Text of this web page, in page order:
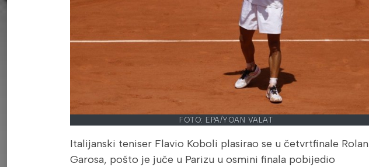
FOTO: EPA/YOAN VALAT
Italijanski teniser Flavio Koboli plasirao se u četvrtfinale Rolan
Garosa, pošto je juče u Parizu u osmini finala pobijedio